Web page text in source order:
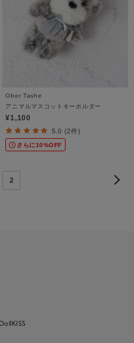
Ober Tashe
アニマルマスコットキーホルダー
¥1,100
5.0 (2件)
さらに10%OFF
2